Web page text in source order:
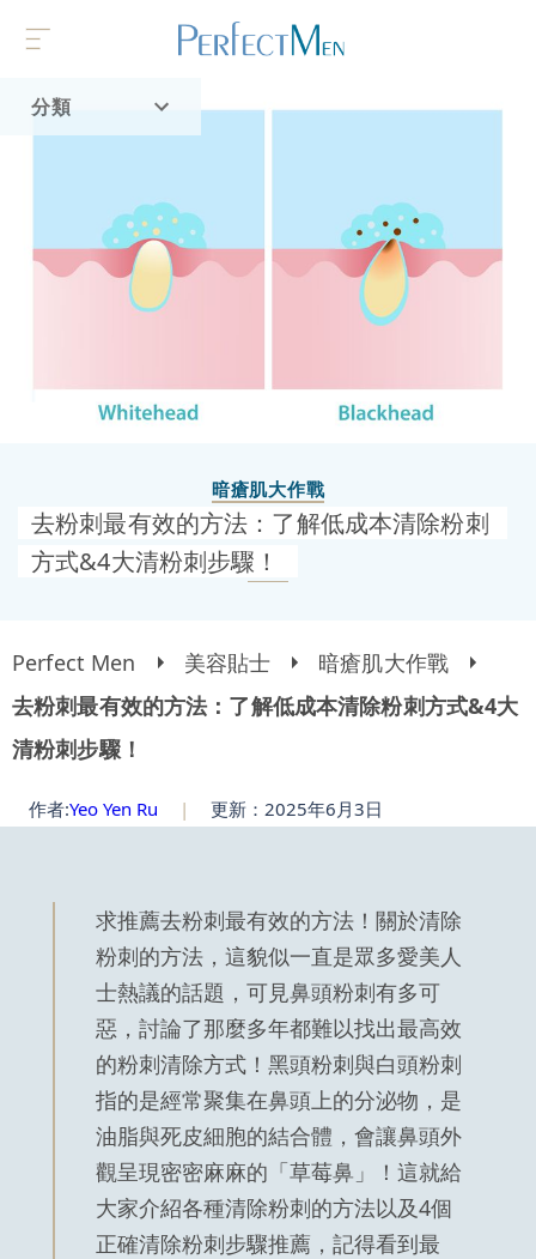
分類
首頁
暗瘡肌大作戰
去粉刺最有效的方法：了解低成本清除粉刺
方式&4大清粉刺步驟！
Perfect Men 美容貼士
暗瘡肌大作戰
去粉刺最有效的方法：了解低成本清除粉刺方式&4大
清粉刺步驟！
作者:Yeo Yen Ru | 更新：2025年6月3日
求推薦去粉刺最有效的方法！關於清除
粉刺的方法，這貌似一直是眾多愛美人
士熱議的話題，可見鼻頭粉刺有多可
惡，討論了那麼多年都難以找出最高效
的粉刺清除方式！黑頭粉刺與白頭粉刺
指的是經常聚集在鼻頭上的分泌物，是
油脂與死皮細胞的結合體，會讓鼻頭外
觀呈現密密麻麻的「草莓鼻」！這就給
大家介紹各種清除粉刺的方法以及4個
正確清除粉刺步驟推薦，記得看到最